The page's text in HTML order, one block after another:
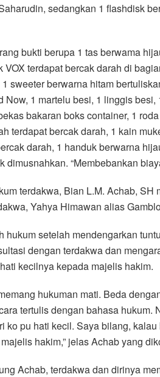
sedangkan 1 flashdisk
bukti berupa 1 tas berwama
VOX terdapat bercak darah di
sweeter berwarna hitam
Now, 1 martelu besi, 1 linggis
bakaran boks container, 1
terdapat bercak darah, 1 kain
darah, 1 handuk berwarna
dimusnahkan. “Membebankan
terdakwa, Bian L.M. Achab,
Yahya Himawan alias
hukum setelah mendengarkan
dengan terdakwa dan
kecilnya kepada majelis hakim.
hukuman mati. Beda
tertulis dengan bahasa hukum.
ko pu hati kecil. Saya bilang,
hakim,” jelas Achab yang
Achab, terdakwa dan dirinya